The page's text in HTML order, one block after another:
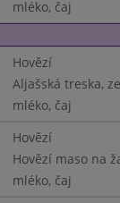
mléko, čaj
Hovězí
Aljašská treska,
mléko, čaj
Hovězí
Hovězí maso na
mléko, čaj